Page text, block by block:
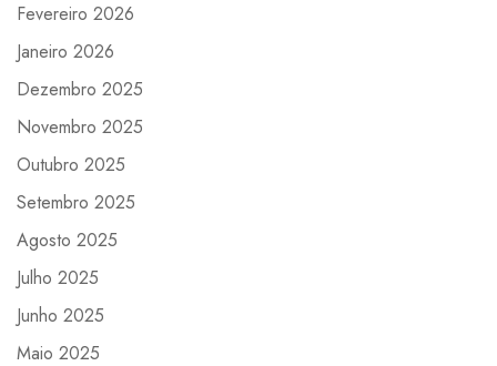
Fevereiro 2026
Janeiro 2026
Dezembro 2025
Novembro 2025
Outubro 2025
Setembro 2025
Agosto 2025
Julho 2025
Junho 2025
Maio 2025